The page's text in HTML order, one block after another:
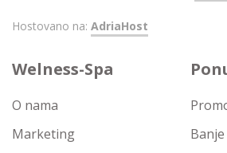
Hostovano na: AdriaHost
Welness-Spa
O nama
Marketing
Banje